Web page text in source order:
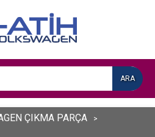
ARA
ÇIKMA PARÇA